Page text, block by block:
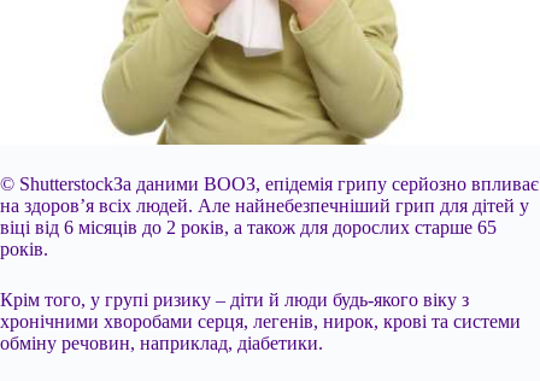
© ShutterstockЗа даними ВООЗ, епідемія грипу серйозно впливає
на здоров’я всіх людей. Але найнебезпечніший грип для дітей у
віці від 6 місяців до 2 років, а також для дорослих старше 65
років.
Крім того, у групі ризику – діти й люди будь-якого віку з
хронічними хворобами серця, легенів, нирок, крові та системи
обміну речовин, наприклад, діабетики.